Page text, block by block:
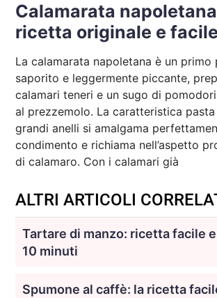
Calamarata
ricetta originale e facile
La calamarata napoletana è un
saporito e leggermente piccante,
calamari teneri e un sugo di
al prezzemolo. La caratteristica
grandi anelli si amalgama
condimento e richiama nell’aspetto
di calamaro. Con i calamari già
ALTRI ARTICOLI
Tartare di manzo: ricetta facile
10 minuti
Spumone al caffè: la ricetta